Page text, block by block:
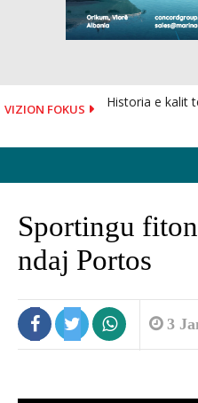
VIZION FOKUS Historia e kalit
Sportingu
ndaj Portos
3